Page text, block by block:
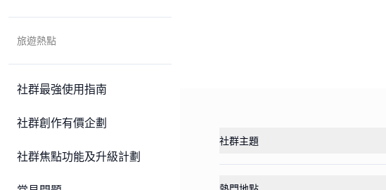
旅遊熱點
社群最強使用指南
社群創作有價企劃
社群焦點功能及升級計劃
社群主題